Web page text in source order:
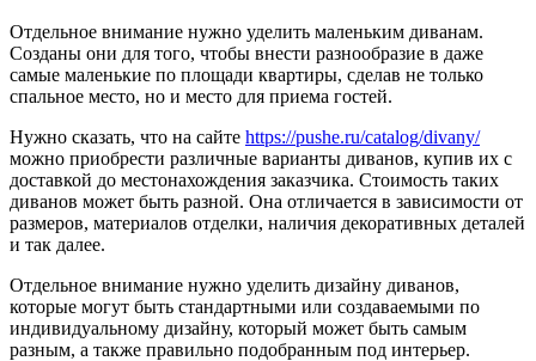
Отдельное внимание нужно уделить маленьким диванам.
Созданы они для того, чтобы внести разнообразие в даже
самые маленькие по площади квартиры, сделав не только
спальное место, но и место для приема гостей.
Нужно сказать, что на сайте https://pushe.ru/catalog/divany/
можно приобрести различные варианты диванов, купив их с
доставкой до местонахождения заказчика. Стоимость таких
диванов может быть разной. Она отличается в зависимости от
размеров, материалов отделки, наличия декоративных деталей
и так далее.
Отдельное внимание нужно уделить дизайну диванов,
которые могут быть стандартными или создаваемыми по
индивидуальному дизайну, который может быть самым
разным, а также правильно подобранным под интерьер.